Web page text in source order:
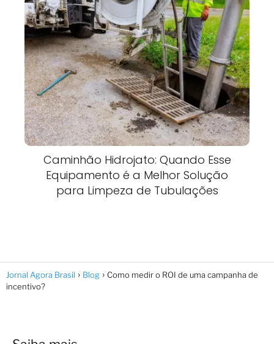
Caminhão Hidrojato: Quando Esse
Equipamento é a Melhor Solução
para Limpeza de Tubulações
Jornal Agora Brasil Blog
Como medir o ROI de uma campanha de
incentivo?